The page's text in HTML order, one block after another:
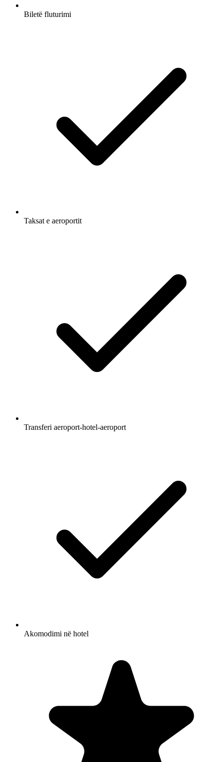
Biletë fluturimi
Taksat e aeroportit
Transferi aeroport-hotel-aeroport
Akomodimi në hotel